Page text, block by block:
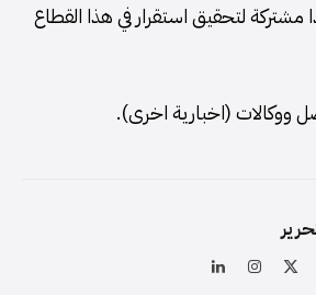
مشتركة لتحقيق استقرار في هذا القطاع
ووكالات (اخبارية اخرى).
الانستغرام
لينكدإن